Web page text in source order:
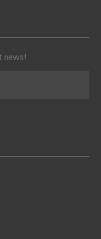
news!